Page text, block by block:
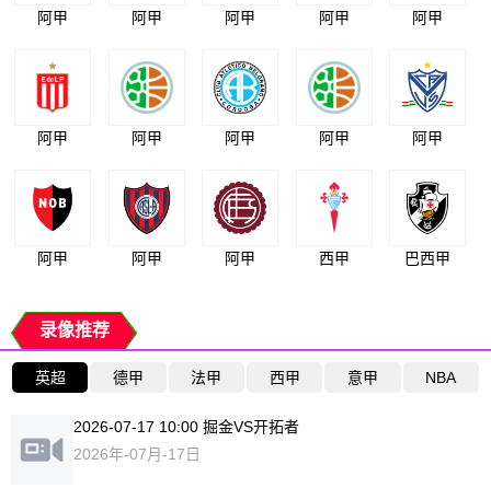
阿甲 阿甲 阿甲 阿甲 阿甲
阿甲 阿甲 阿甲 阿甲 阿甲
阿甲 阿甲 阿甲 西甲 巴西甲
录像推荐
英超 德甲 法甲 西甲 意甲 NBA
2026-07-17 10:00 掘金VS开拓者
2026年-07月-17日